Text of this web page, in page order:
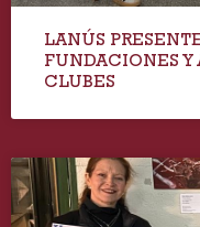
LANÚS
FUNDACIONES Y
CLUBES